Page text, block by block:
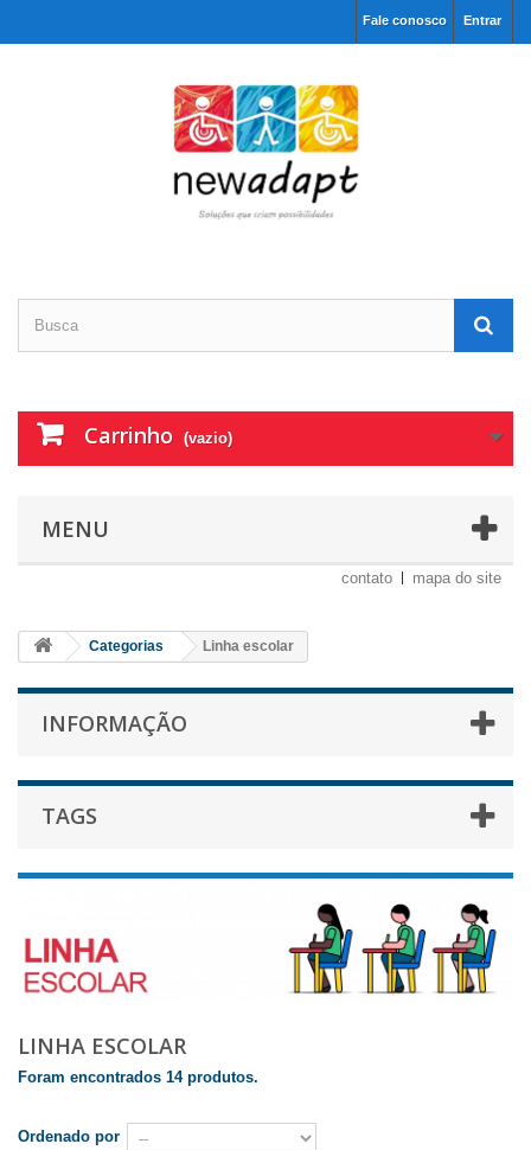
Entrar
Fale conosco
Carrinho (vazio)
MENU
contato mapa do site
Categorias Linha escolar
INFORMAÇÃO
TAGS
LINHA ESCOLAR
Foram encontrados 14 produtos.
Ordenado por